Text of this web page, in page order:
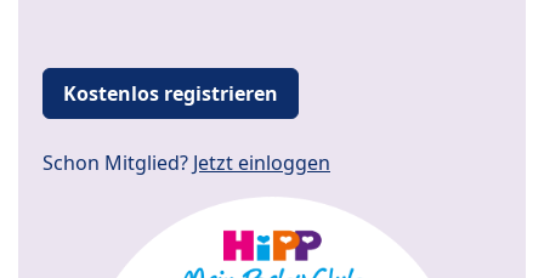
Kostenlos registrieren
Schon Mitglied? Jetzt einloggen